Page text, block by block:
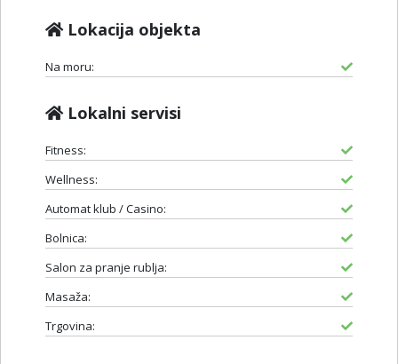
Lokacija objekta
Na moru:
Lokalni servisi
Fitness:
Wellness:
Automat klub / Casino:
Bolnica:
Salon za pranje rublja:
Masaža:
Trgovina: